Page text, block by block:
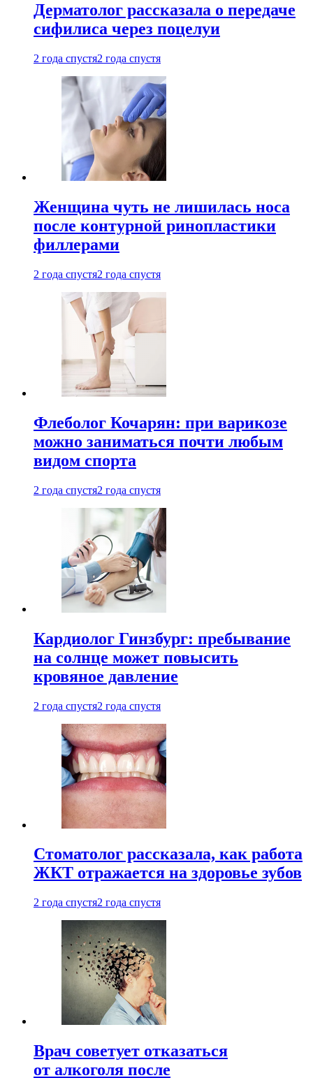
Дерматолог рассказала о передаче
сифилиса через поцелуи
2 года спустя2 года спустя
Женщина чуть не лишилась носа
после контурной ринопластики
филлерами
2 года спустя2 года спустя
Флеболог Кочарян: при варикозе
можно заниматься почти любым
видом спорта
2 года спустя2 года спустя
Кардиолог Гинзбург: пребывание
на солнце может повысить
кровяное давление
2 года спустя2 года спустя
Стоматолог рассказала, как работа
ЖКТ отражается на здоровье зубов
2 года спустя2 года спустя
Врач советует отказаться
от алкоголя после